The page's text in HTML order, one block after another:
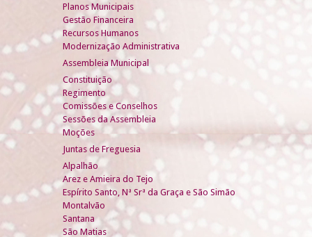
Planos Municipais
Gestão Financeira
Recursos Humanos
Modernização Administrativa
Assembleia Municipal
Constituição
Regimento
Comissões e Conselhos
Sessões da Assembleia
Moções
Juntas de Freguesia
Alpalhão
Arez e Amieira do Tejo
Espírito Santo, Nª Srª da Graça e São Simão
Montalvão
Santana
São Matias